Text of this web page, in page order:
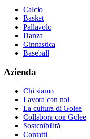
Calcio
Basket
Pallavolo
Danza
Ginnastica
Baseball
Azienda
Chi siamo
Lavora con noi
La cultura di Golee
Collabora con Golee
Sostenibilità
Contatti